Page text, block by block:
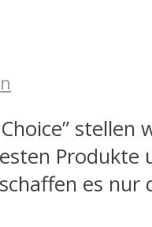
stellen
Produkte
es nur